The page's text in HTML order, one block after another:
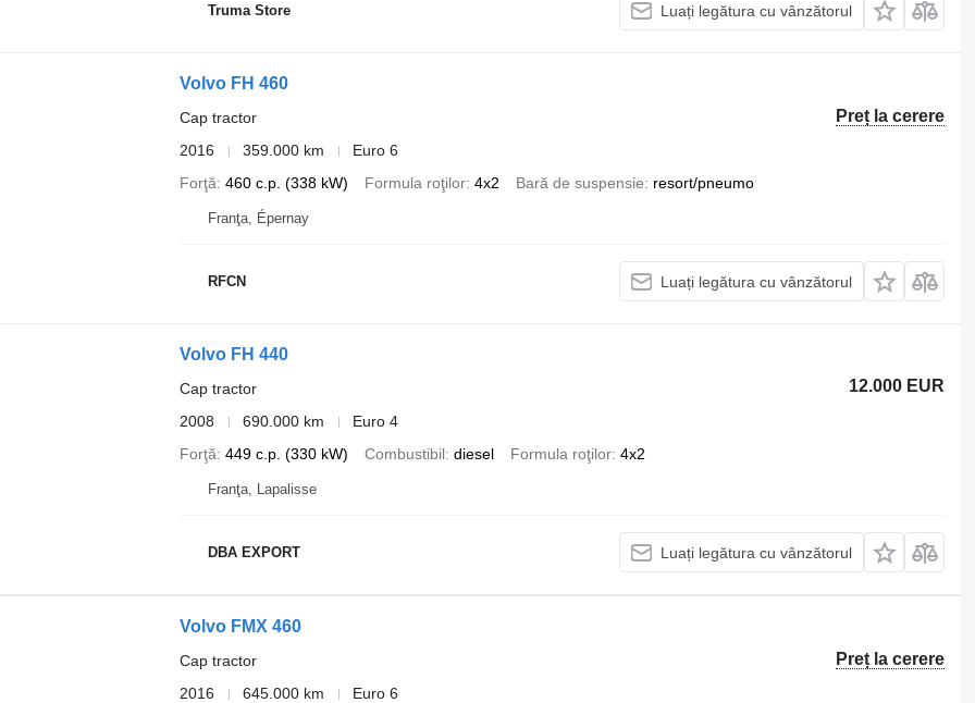
Truma Store Luați legătura cu vânzătorul
Volvo FH 460
Preț la cerere
Cap tractor
2016
359.000 km
Euro 6
Forţă 460 c.p. (338 kW) Formula roţilor 4x2 Bară de suspensie resort/pneumo
Franţa, Épernay
RFCN Luați legătura cu vânzătorul
Volvo FH 440
12.000 EUR
Cap tractor
2008
690.000 km
Euro 4
Forţă 449 c.p. (330 kW) Combustibil diesel Formula roţilor 4x2
Franţa, Lapalisse
DBA EXPORT Luați legătura cu vânzătorul
Volvo FMX 460
Preț la cerere
Cap tractor
2016
645.000 km
Euro 6